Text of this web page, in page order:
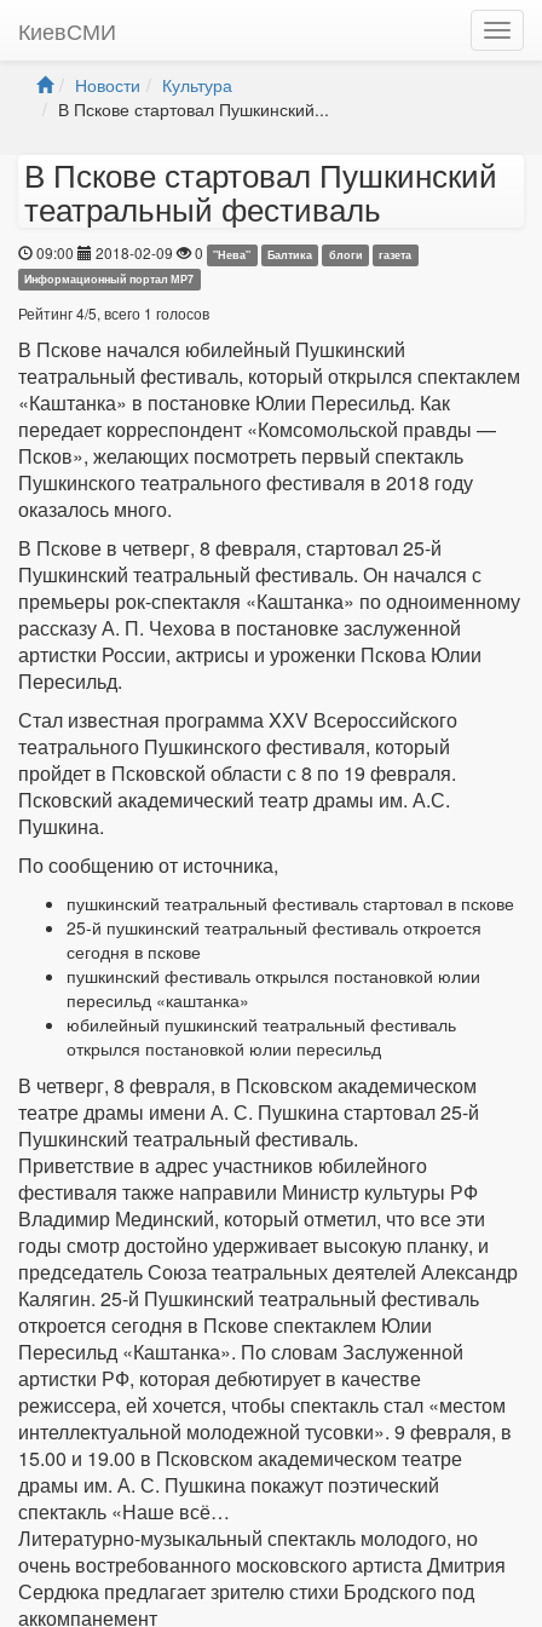
КиевСМИ
Новости
Культура
В Пскове стартовал Пушкинский...
В Пскове стартовал Пушкинский
театральный фестиваль
09:00 2018-02-09 0 "Нева" Балтика блоги
газета
Информационный портал МР7
Рейтинг4/5, всего 1 голосов
В Пскове начался юбилейный Пушкинский
театральный фестиваль, который открылся спектаклем
«Каштанка» в постановке Юлии Пересильд. Как
передает корреспондент «Комсомольской правды —
Псков», желающих посмотреть первый спектакль
Пушкинского театрального фестиваля в 2018 году
оказалось много.
В Пскове в четверг, 8 февраля, стартовал 25-й
Пушкинский театральный фестиваль. Он начался с
премьеры рок-спектакля «Каштанка» по одноименному
рассказу А. П. Чехова в постановке заслуженной
артистки России, актрисы и уроженки Пскова Юлии
Пересильд.
Стал известная программа XXV Всероссийского
театрального Пушкинского фестиваля, который
пройдет в Псковской области с 8 по 19 февраля.
Псковский академический театр драмы им. А.С.
Пушкина.
По сообщению от источника,
пушкинский театральный фестиваль стартовал в пскове
25-й пушкинский театральный фестиваль откроется
сегодня в пскове
пушкинский фестиваль открылся постановкой юлии
пересильд «каштанка»
юбилейный пушкинский театральный фестиваль
открылся постановкой юлии пересильд
В четверг, 8 февраля, в Псковском академическом
театре драмы имени А. С. Пушкина стартовал 25-й
Пушкинский театральный фестиваль.
Приветствие в адрес участников юбилейного
фестиваля также направили Министр культуры РФ
Владимир Мединский, который отметил, что все эти
годы смотр достойно удерживает высокую планку, и
председатель Союза театральных деятелей Александр
Калягин. 25-й Пушкинский театральный фестиваль
откроется сегодня в Пскове спектаклем Юлии
Пересильд «Каштанка». По словам Заслуженной
артистки РФ, которая дебютирует в качестве
режиссера, ей хочется, чтобы спектакль стал «местом
интеллектуальной молодежной тусовки». 9 февраля, в
15.00 и 19.00 в Псковском академическом театре
драмы им. А. С. Пушкина покажут поэтический
спектакль «Наше всё…
Литературно-музыкальный спектакль молодого, но
очень востребованного московского артиста Дмитрия
Сердюка предлагает зрителю стихи Бродского под
аккомпанемент